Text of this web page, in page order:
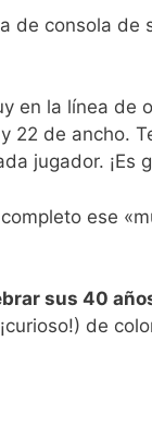
de consola de
en la línea de
22 de ancho.
jugador. ¡Es
ese
sus 40
de